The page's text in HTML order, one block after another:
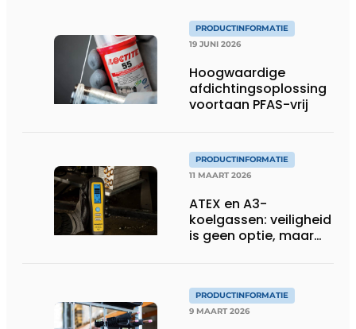
PRODUCTINFORMATIE
19 JUNI 2026
Hoogwaardige
afdichtingsoplossing
voortaan PFAS-vrij
PRODUCTINFORMATIE
11 MAART 2026
ATEX en A3-
koelgassen: veiligheid
is geen optie, maar
PRODUCTINFORMATIE
9 MAART 2026